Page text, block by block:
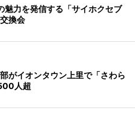
魅力を発信する「サイホクセブ
換会
がイオンタウン上里で「さわら
人超